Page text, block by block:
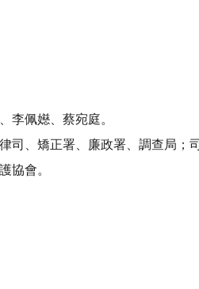
李佩嬨、蔡宛庭。
司、矯正署、廉政署、調查局；
協會。